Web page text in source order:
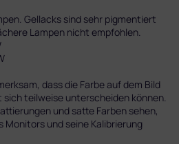
Gellacks sind sehr pigmentiert
Lampen nicht empfohlen.
dass die Farbe auf dem Bild
sich teilweise unterscheiden können.
und satte Farben sehen,
Monitors und seine Kalibrierung